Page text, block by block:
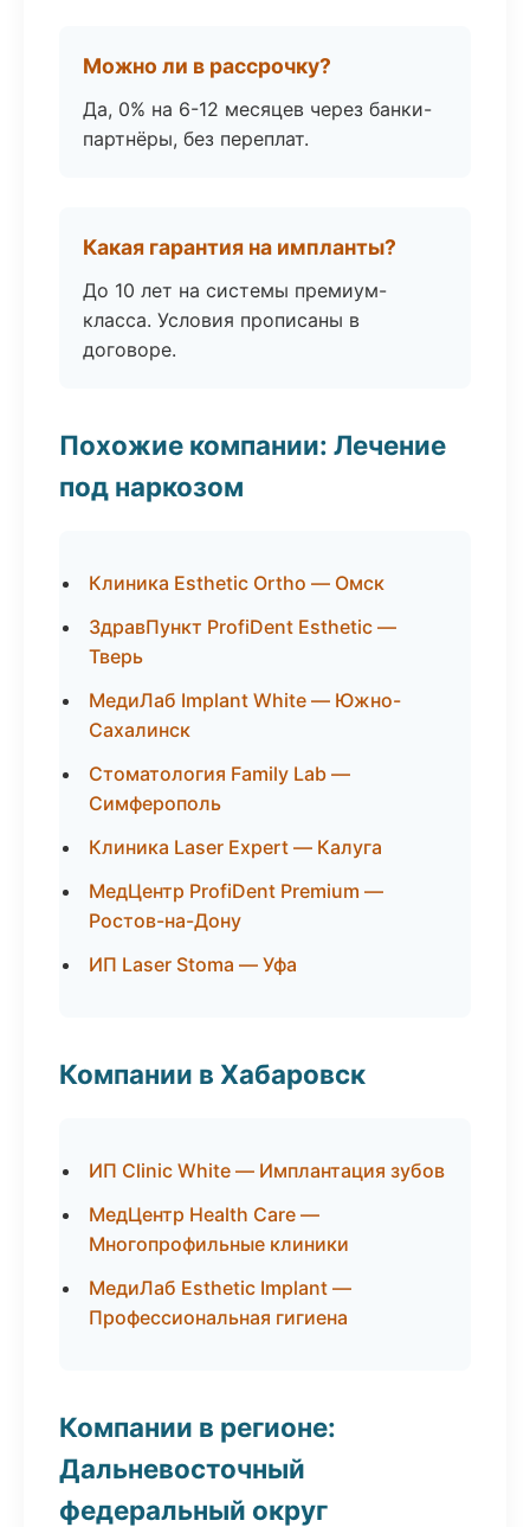
Можно ли в рассрочку?
Да, 0% на 6-12 месяцев через банки-
партнёры, без переплат.
Какая гарантия на импланты?
До 10 лет на системы премиум-
класса. Условия прописаны в
договоре.
Похожие компании: Лечение
под наркозом
Клиника Esthetic Ortho — Омск
ЗдравПункт ProfiDent Esthetic —
Тверь
МедиЛаб Implant White — Южно-
Сахалинск
Стоматология Family Lab —
Симферополь
Клиника Laser Expert — Калуга
МедЦентр ProfiDent Premium —
Ростов-на-Дону
ИП Laser Stoma — Уфа
Компании в Хабаровск
ИП Clinic White — Имплантация зубов
МедЦентр Health Care —
Многопрофильные клиники
МедиЛаб Esthetic Implant —
Профессиональная гигиена
Компании в регионе:
Дальневосточный
федеральный округ